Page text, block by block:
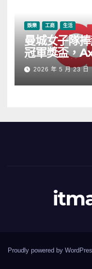
娛樂 工商 生活
曼城女子隊
冠軍獎盃，
根源」宣傳
2026 年 5 月 23 日
Proudly powered by